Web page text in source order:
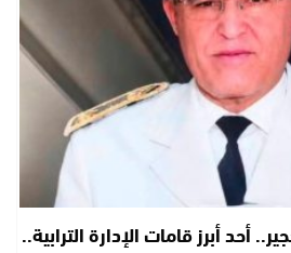
أحد أبرز قامات الإدارة الترابية..